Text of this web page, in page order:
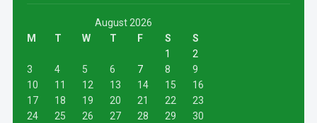
August 2026
M
T W T F S
S
1
2
3
4 5 6 7 8
9
10
11 12 13 14 15
16
17
18 19 20 21 22
23
24
25 26 27 28 29
30